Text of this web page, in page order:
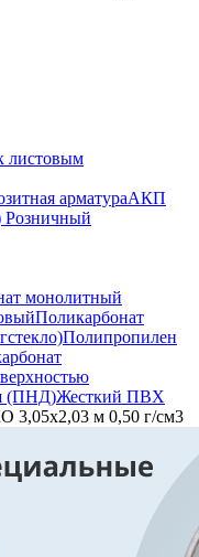
листовым
арматураАКП
Розничный
монолитный
Поликарбонат
Полипропилен
(ПНД)Жесткий ПВХ
м 0,50 г/см3